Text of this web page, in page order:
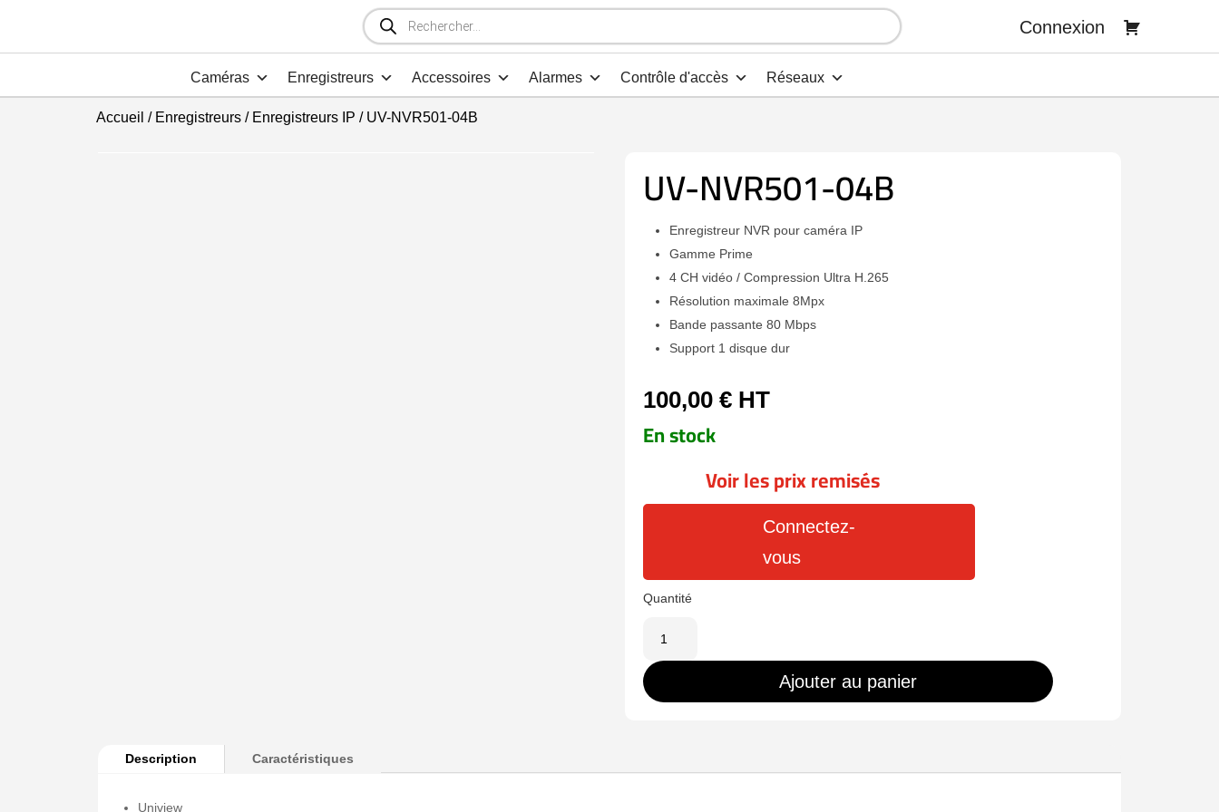
Recherche
de
produits
Connexion
Caméras Enregistreurs Accessoires Alarmes Contrôle d'accès Réseaux
Accueil / Enregistreurs/ Enregistreurs IP / UV-NVR501-04B
UV-NVR501-04B
Enregistreur NVR pour caméra IP
Gamme Prime
4 CH vidéo / Compression Ultra H.265
Résolution maximale 8Mpx
Bande passante 80 Mbps
Support 1 disque dur
100,00 € HT
En stock
Voir les prix remisés
Connectez-
vous
UV-
NVR501-
Ajouter au panier
Description Caractéristiques
Uniview